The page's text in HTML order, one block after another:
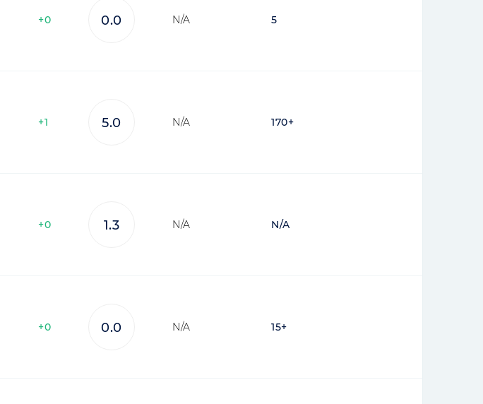
+0 0.0 N/A 5
+1 5.0 N/A 170+
+0 1.3 N/A N/A
+0 0.0 N/A 15+